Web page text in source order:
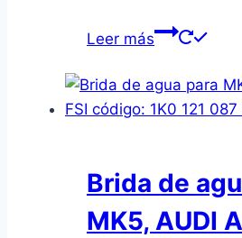
Leer más
Brida de
MK5, AUDI